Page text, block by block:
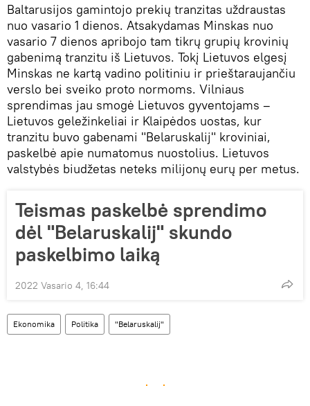
Baltarusijos gamintojo prekių tranzitas uždraustas
nuo vasario 1 dienos. Atsakydamas Minskas nuo
vasario 7 dienos apribojo tam tikrų grupių krovinių
gabenimą tranzitu iš Lietuvos. Tokį Lietuvos elgesį
Minskas ne kartą vadino politiniu ir prieštaraujančiu
verslo bei sveiko proto normoms. Vilniaus
sprendimas jau smogė Lietuvos gyventojams –
Lietuvos geležinkeliai ir Klaipėdos uostas, kur
tranzitu buvo gabenami "Belaruskalij" kroviniai,
paskelbė apie numatomus nuostolius. Lietuvos
valstybės biudžetas neteks milijonų eurų per metus.
Teismas paskelbė sprendimo
dėl "Belaruskalij" skundo
paskelbimo laiką
2022 Vasario 4, 16:44
Ekonomika Politika "Belaruskalij"